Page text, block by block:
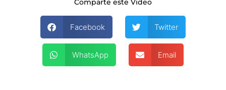
Comparte este Video
Facebook Twitter
WhatsApp Email